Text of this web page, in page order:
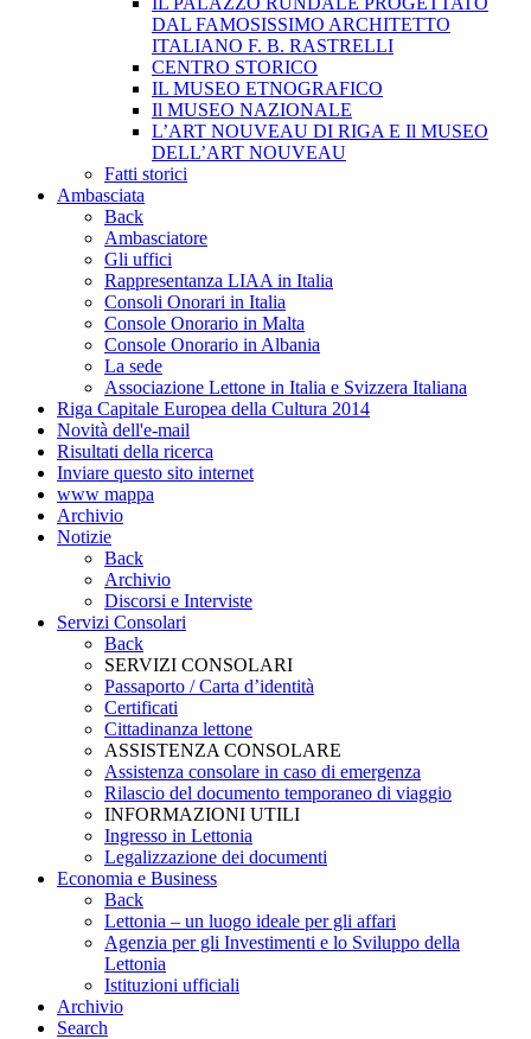
DAL FAMOSISSIMO ARCHITETTO
ITALIANO F. B. RASTRELLI
CENTRO STORICO
IL MUSEO ETNOGRAFICO
Il MUSEO NAZIONALE
L’ART NOUVEAU DI RIGA E Il MUSEO
DELL’ART NOUVEAU
Fatti storici
Ambasciata
Back
Ambasciatore
Gli uffici
Rappresentanza LIAA in Italia
Consoli Onorari in Italia
Console Onorario in Malta
Console Onorario in Albania
La sede
Associazione Lettone in Italia e Svizzera Italiana
Riga Capitale Europea della Cultura 2014
Novità dell'e-mail
Risultati della ricerca
Inviare questo sito internet
www mappa
Archivio
Notizie
Back
Archivio
Discorsi e Interviste
Servizi Consolari
Back
SERVIZI CONSOLARI
Passaporto / Carta d’identità
Certificati
Cittadinanza lettone
ASSISTENZA CONSOLARE
Assistenza consolare in caso di emergenza
Rilascio del documento temporaneo di viaggio
INFORMAZIONI UTILI
Ingresso in Lettonia
Legalizzazione dei documenti
Economia e Business
Back
Lettonia – un luogo ideale per gli affari
Agenzia per gli Investimenti e lo Sviluppo della
Lettonia
Istituzioni ufficiali
Archivio
Search